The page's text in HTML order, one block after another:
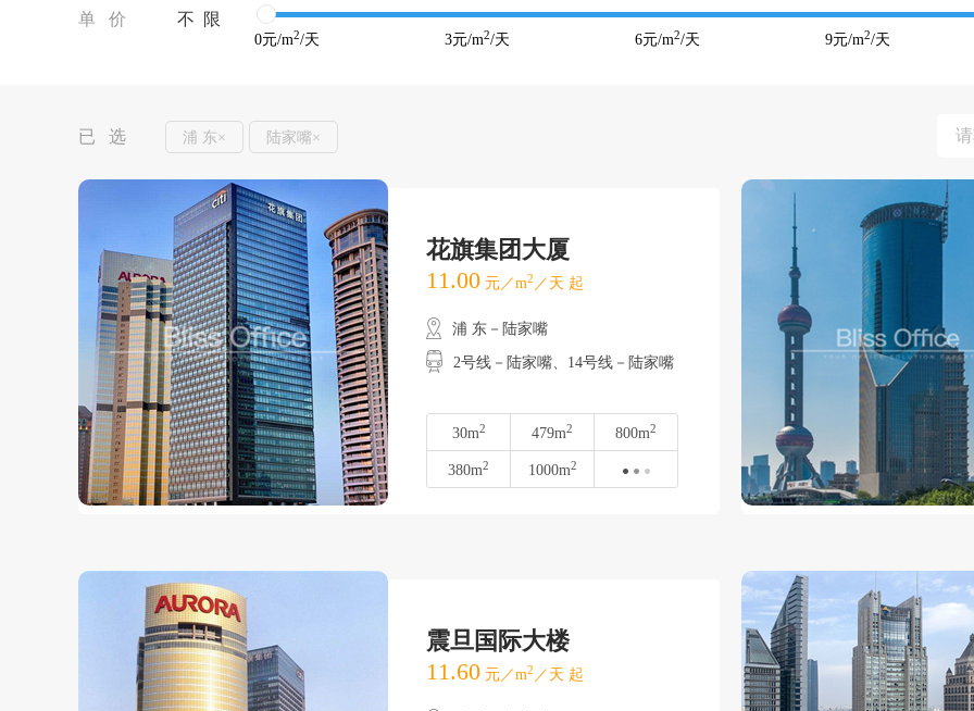
单 价 不 限
0元/m2/天 3元/m2/天 6元/m2/天 9元/m2/天
已 选 浦 东× 陆家嘴×
花旗集团大厦
11.00 元／m2 ／天 起
浦 东－陆家嘴
2号线－陆家嘴、14号线－陆家嘴
30m2 479m2 800m2
380m2 1000m2
震旦国际大楼
11.60 元／m2 ／天 起